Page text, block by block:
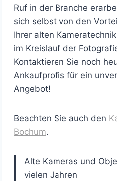
Ruf in der Branche
sich selbst von den
Ihrer alten
im Kreislauf der
Kontaktieren Sie noch
Ankaufprofis für ein
Angebot!
Beachten Sie auch den
Bochum.
Alte Kameras und
vielen Jahren